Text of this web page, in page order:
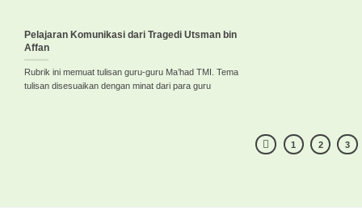
Pelajaran Komunikasi dari Tragedi Utsman bin
Affan
Rubrik ini memuat tulisan guru-guru Ma’had TMI. Tema
tulisan disesuaikan dengan minat dari para guru
1 2 3